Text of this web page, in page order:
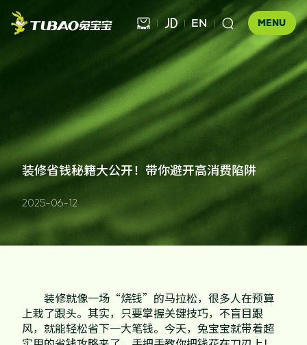
MENU
  EN 
健康饰材
板材
科技木
胶粘材料
工装产品
健康家居 
全屋定制
UNICO
地板
家配
公司介绍
企业文化
发展历程
联系我们
门店查询
合作伙伴查询
售后服务
违规投诉
资讯中心
品牌视频
大客户合作
装修省钱秘籍大公开！带你避开高消费陷阱
2025-06-12
装修就像一场“烧钱”的马拉松，很多人在预算
上栽了跟头。其实，只要掌握关键技巧，不盲目跟
风，就能轻松省下一大笔钱。今天，兔宝宝就带着超